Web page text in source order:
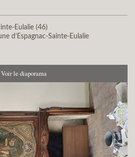
Eulalie (46)
d’Espagnac-Sainte-Eulalie
Voir le diaporama